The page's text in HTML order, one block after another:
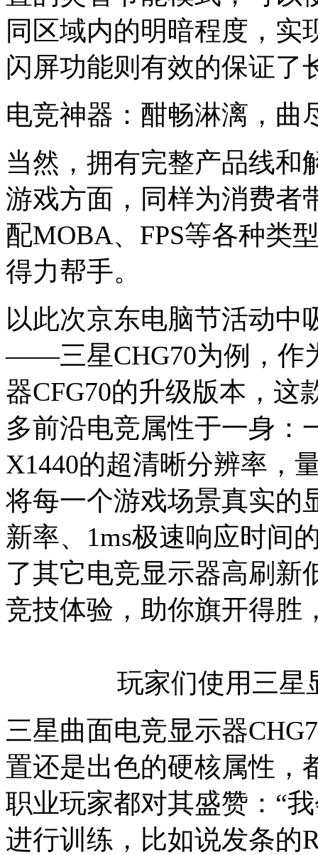
同区域内的明暗程度，实
闪屏功能则有效的保证了
电竞神器：酣畅淋漓，曲
当然，拥有完整产品线和
游戏方面，同样为消费者
配MOBA、FPS等各种类
得力帮手。
以此次京东电脑节活动中
——三星CHG70为例，作
器CFG70的升级版本，这
多前沿电竞属性于一身：
X1440的超清晰分辨率，
将每一个游戏场景真实的
新率、1ms极速响应时间
了其它电竞显示器高刷新
竞技体验，助你旗开得胜
玩家们使用三星
三星曲面电竞显示器
置还是出色的硬核属性，
职业玩家都对其盛赞：“
进行训练，比如说发条的